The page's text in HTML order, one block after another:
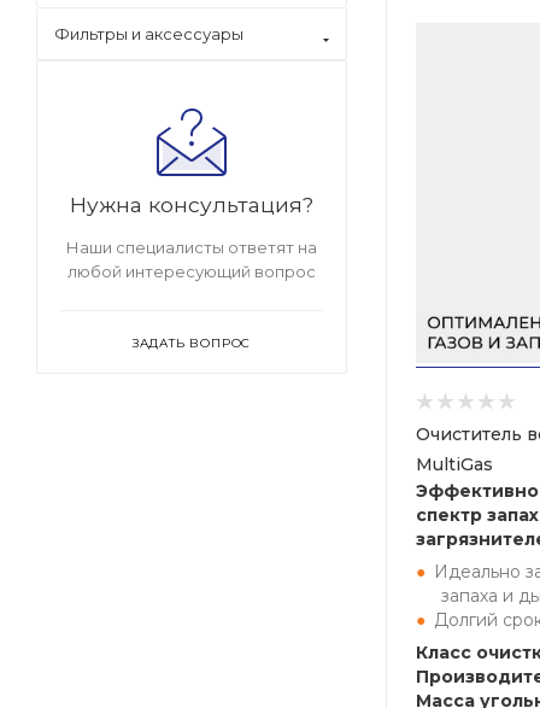
Очиститель
MultiGas
спектр
Идеально
запаха и
Долгий
Класс
Масса
Фильтры и аксессуары
Нужна консультация?
Наши специалисты ответят на
любой интересующий вопрос
ЗАДАТЬ ВОПРОС